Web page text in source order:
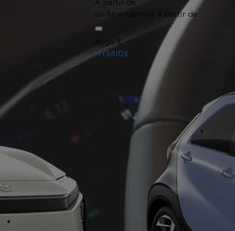
ou financement à partir de
Aygo X
HYBRIDE